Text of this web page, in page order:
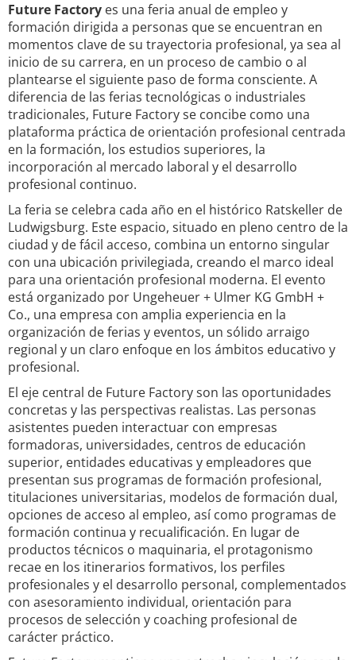
Future Factory es una feria anual de empleo y
formación dirigida a personas que se encuentran en
momentos clave de su trayectoria profesional, ya sea al
inicio de su carrera, en un proceso de cambio o al
plantearse el siguiente paso de forma consciente. A
diferencia de las ferias tecnológicas o industriales
tradicionales, Future Factory se concibe como una
plataforma práctica de orientación profesional centrada
en la formación, los estudios superiores, la
incorporación al mercado laboral y el desarrollo
profesional continuo.
La feria se celebra cada año en el histórico Ratskeller de
Ludwigsburg. Este espacio, situado en pleno centro de la
ciudad y de fácil acceso, combina un entorno singular
con una ubicación privilegiada, creando el marco ideal
para una orientación profesional moderna. El evento
está organizado por Ungeheuer + Ulmer KG GmbH +
Co., una empresa con amplia experiencia en la
organización de ferias y eventos, un sólido arraigo
regional y un claro enfoque en los ámbitos educativo y
profesional.
El eje central de Future Factory son las oportunidades
concretas y las perspectivas realistas. Las personas
asistentes pueden interactuar con empresas
formadoras, universidades, centros de educación
superior, entidades educativas y empleadores que
presentan sus programas de formación profesional,
titulaciones universitarias, modelos de formación dual,
opciones de acceso al empleo, así como programas de
formación continua y recualificación. En lugar de
productos técnicos o maquinaria, el protagonismo
recae en los itinerarios formativos, los perfiles
profesionales y el desarrollo personal, complementados
con asesoramiento individual, orientación para
procesos de selección y coaching profesional de
carácter práctico.